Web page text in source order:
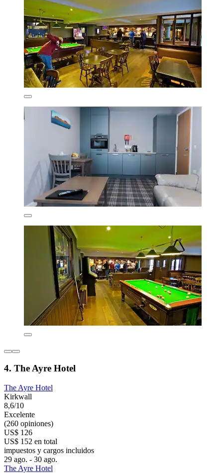
4. The Ayre Hotel
The Ayre Hotel
Kirkwall
8,6/10
Excelente
(260 opiniones)
US$ 126
US$ 152 en total
impuestos y cargos incluidos
29 ago. - 30 ago.
The Ayre Hotel